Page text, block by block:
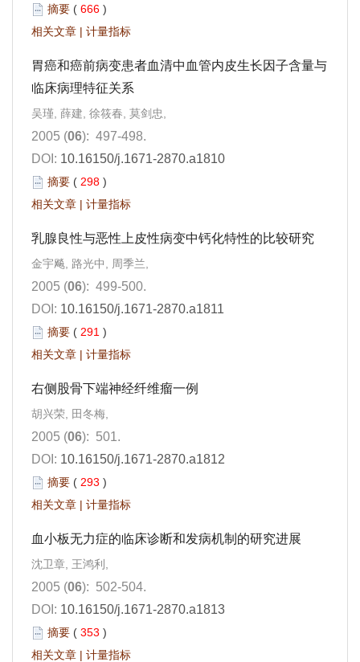
摘要 ( 666 )
相关文章 | 计量指标
胃癌和癌前病变患者血清中血管内皮生长因子含量与
临床病理特征关系
吴瑾, 薛建, 徐筱春, 莫剑忠,
2005 (06): 497-498.
DOI: 10.16150/j.1671-2870.a1810
摘要 ( 298 )
相关文章 | 计量指标
乳腺良性与恶性上皮性病变中钙化特性的比较研究
金宇飚, 路光中, 周季兰,
2005 (06): 499-500.
DOI: 10.16150/j.1671-2870.a1811
摘要 ( 291 )
相关文章 | 计量指标
右侧股骨下端神经纤维瘤一例
胡兴荣, 田冬梅,
2005 (06): 501.
DOI: 10.16150/j.1671-2870.a1812
摘要 ( 293 )
相关文章 | 计量指标
血小板无力症的临床诊断和发病机制的研究进展
沈卫章, 王鸿利,
2005 (06): 502-504.
DOI: 10.16150/j.1671-2870.a1813
摘要 ( 353 )
相关文章 | 计量指标